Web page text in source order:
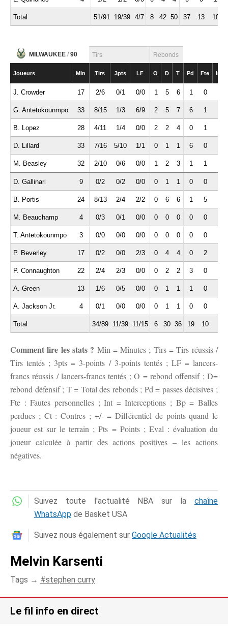
Total 51/91 19/39 4/7 8 42 50 37 13 10
MILWAUKEE / 90 Tirs Rebonds
Joueurs Min Tirs 3pts LF O D T Pd Fte Int
J. Crowder 17 2/6 0/1 0/0 1 5 6 1 0
G. Antetokounmpo 33 8/15 1/3 6/9 2 5 7 6 1
B. Lopez 28 4/11 1/4 0/0 2 2 4 0 1
D. Lillard 33 7/16 5/10 1/1 0 1 1 6 0
M. Beasley 32 2/10 0/6 0/0 1 2 3 1 1
D. Gallinari 9 0/2 0/2 0/0 0 1 1 0 0
B. Portis 24 8/13 2/4 2/2 0 6 6 1 5
M. Beauchamp 4 0/3 0/1 0/0 0 0 0 0 0
T. Antetokounmpo 3 0/0 0/0 0/0 0 0 0 0 0
P. Beverley 17 0/2 0/0 2/3 0 4 4 0 2
P. Connaughton 22 2/4 2/3 0/0 0 2 2 3 0
A. Green 13 1/6 0/5 0/0 0 1 1 1 0
A. Jackson Jr. 4 0/1 0/0 0/0 0 1 1 0 0
Total 34/89 11/39 11/15 6 30 36 19 10
Comment lire les stats ? Min = Minutes ; Tirs = Tirs réussis /
Tirs tentés ; 3pts = 3-points / 3-points tentés ; LF = lancers-
francs réussis / lancers-francs tentés ; O = rebond offensif ; D=
rebond défensif ; T = Total des rebonds ; Pd = passes décisives ;
Fte : Fautes personnelles ; Int = Interceptions ; Bp = Balles
perdues ; Ct : Contres ; +/- = Différentiel de points quand le
joueur est sur le terrain ; Pts = Points ; Eval : évaluation du
joueur calculée à partir des actions positives – les actions
négatives.
Suivez toute l'actualité NBA sur la chaîne
WhatsApp de Basket USA
Suivez nous également sur Google Actualités
Melvin Karsenti
Tags → stephen curry
Le fil info en direct